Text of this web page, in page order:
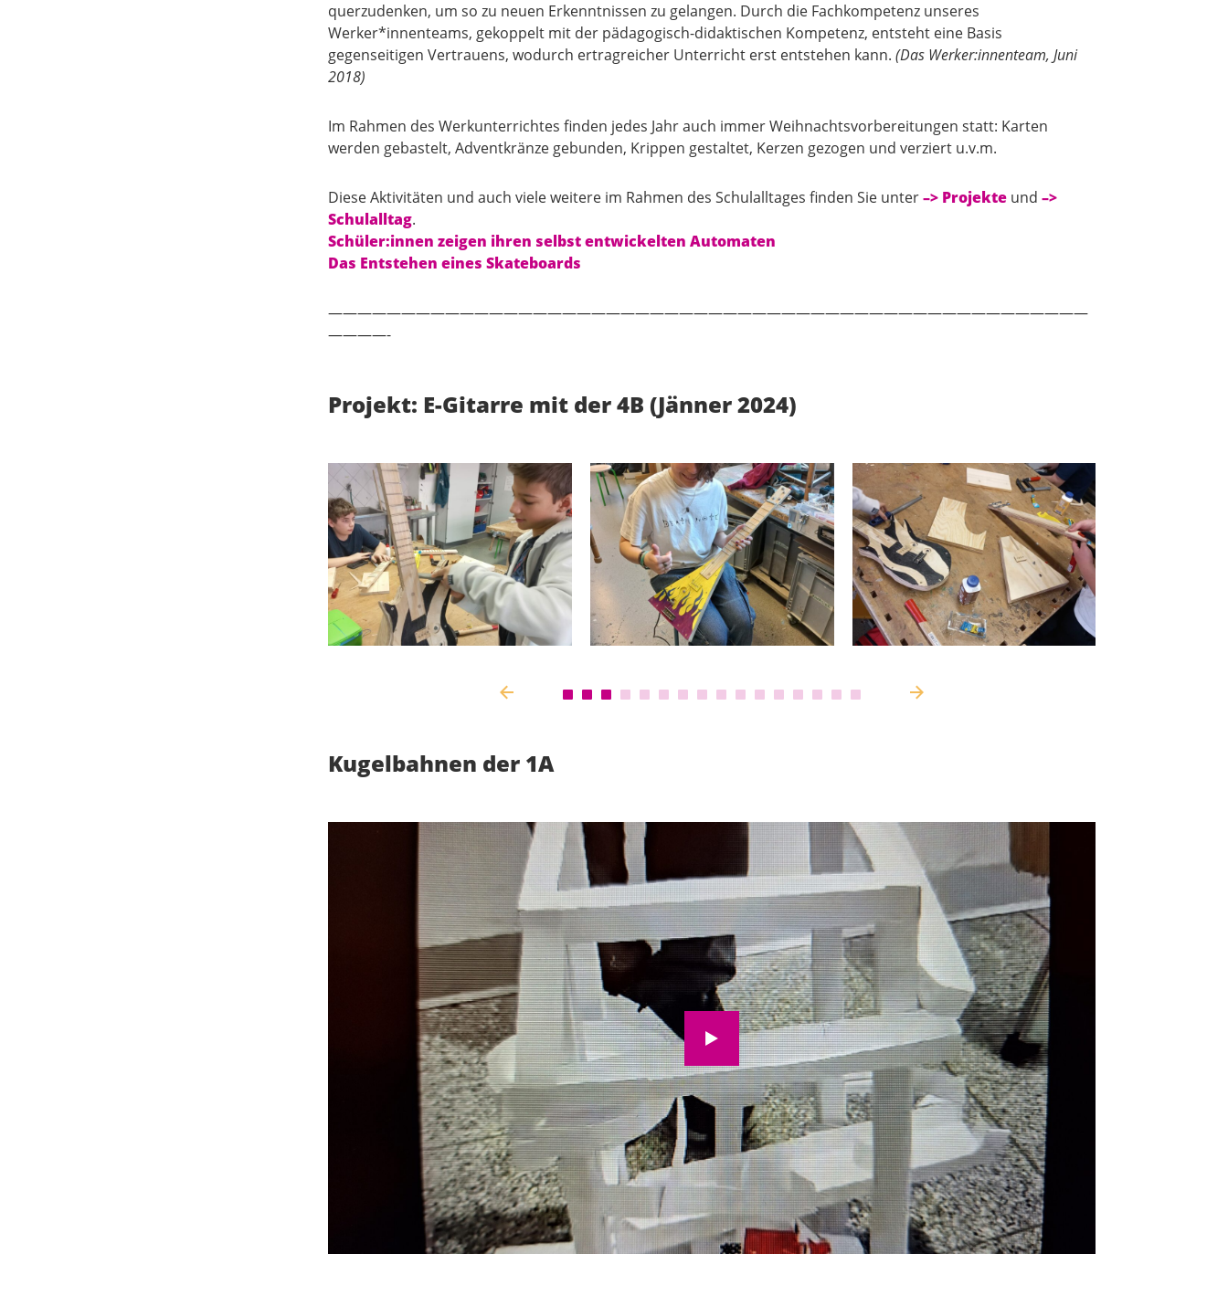
querzudenken, um so zu neuen Erkenntnissen zu gelangen. Durch die Fachkompetenz unseres
Werker*innenteams, gekoppelt mit der pädagogisch-didaktischen Kompetenz, entsteht eine Basis
gegenseitigen Vertrauens, wodurch ertragreicher Unterricht erst entstehen kann. (Das Werker:innenteam, Juni
2018)
Im Rahmen des Werkunterrichtes finden jedes Jahr auch immer Weihnachtsvorbereitungen statt: Karten
werden gebastelt, Adventkränze gebunden, Krippen gestaltet, Kerzen gezogen und verziert u.v.m.
Diese Aktivitäten und auch viele weitere im Rahmen des Schulalltages finden Sie unter–> Projekteund –>
Schulalltag.
Schüler:innen zeigen ihren selbst entwickelten Automaten
Das Entstehen eines Skateboards
————————————————————————————————————————————————————
————-
Projekt: E-Gitarre mit der 4B (Jänner 2024)
Kugelbahnen der 1A
Wir möchten Sie darauf hinweisen, dass nach
der Aktivierung Daten an Youtube übermittelt
werden. ZurDatenschutzerklärung.
Video aktivieren